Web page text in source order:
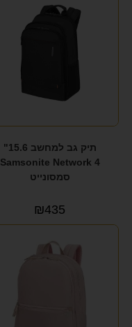
תיק גב למחשב 15.6"
Samsonite Network 4
סמסונייט
₪435